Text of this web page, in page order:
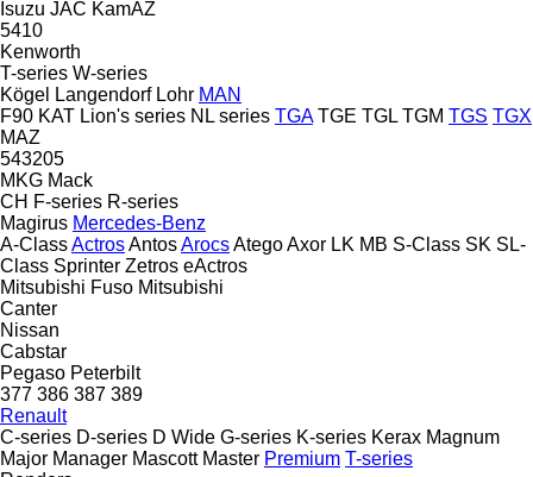
Isuzu JAC KamAZ
5410
Kenworth
T-series W-series
Kögel
Langendorf Lohr MAN
F90 KAT Lion's series NL series TGA TGE TGL TGM TGS TGX
MAZ
543205
MKG Mack
CH F-series R-series
Magirus Mercedes-Benz
A-ClassActrosAntosArocsAtegoAxor LK MB S-Class SK SL-
Class Sprinter Zetros eActros
Mitsubishi Fuso Mitsubishi
Canter
Nissan
Cabstar
Pegaso Peterbilt
377 386 387 389
Renault
C-series D-series D Wide G-series K-series Kerax Magnum
Major Manager Mascott Master Premium T-series